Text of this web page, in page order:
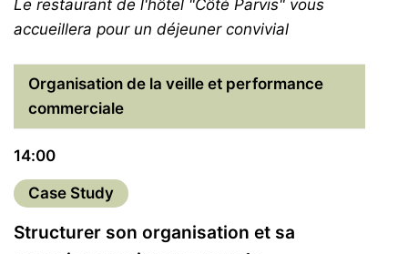
Le restaurant de l'hôtel "Côté Parvis" vous
accueillera pour un déjeuner convivial
Organisation de la veille et performance
commerciale
14:00
Case Study
Structurer son organisation et sa